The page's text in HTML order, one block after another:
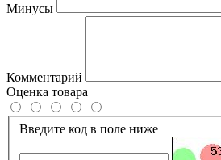
Минусы
Комментарий
Оценка товара
Введите код в поле ниже